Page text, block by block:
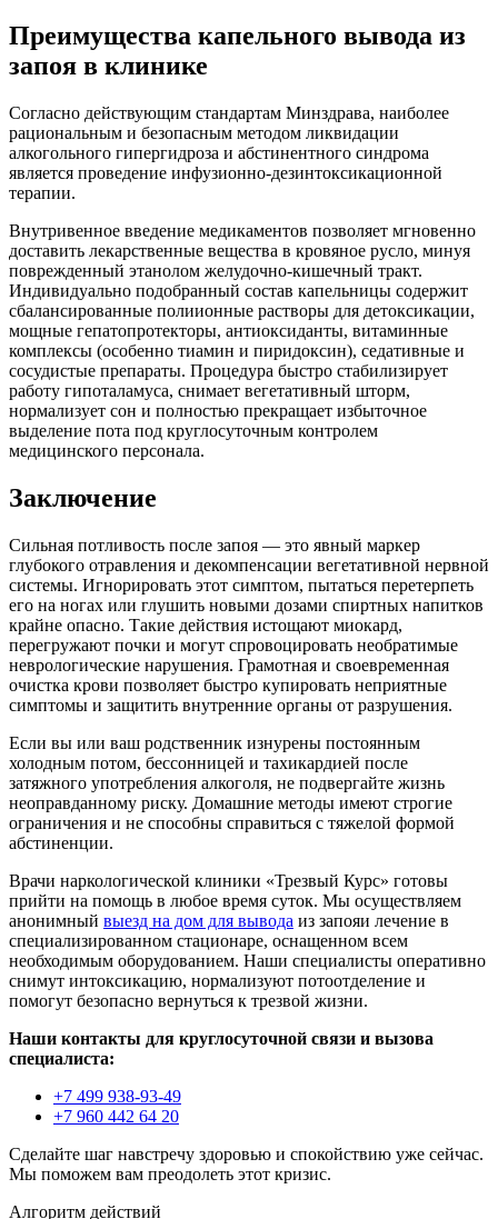
Преимущества капельного вывода из
запоя в клинике
Согласно действующим стандартам Минздрава, наиболее
рациональным и безопасным методом ликвидации
алкогольного гипергидроза и абстинентного синдрома
является проведение инфузионно-дезинтоксикационной
терапии.
Внутривенное введение медикаментов позволяет мгновенно
доставить лекарственные вещества в кровяное русло, минуя
поврежденный этанолом желудочно-кишечный тракт.
Индивидуально подобранный состав капельницы содержит
сбалансированные полиионные растворы для детоксикации,
мощные гепатопротекторы, антиоксиданты, витаминные
комплексы (особенно тиамин и пиридоксин), седативные и
сосудистые препараты. Процедура быстро стабилизирует
работу гипоталамуса, снимает вегетативный шторм,
нормализует сон и полностью прекращает избыточное
выделение пота под круглосуточным контролем
медицинского персонала.
Заключение
Сильная потливость после запоя — это явный маркер
глубокого отравления и декомпенсации вегетативной нервной
системы. Игнорировать этот симптом, пытаться перетерпеть
его на ногах или глушить новыми дозами спиртных напитков
крайне опасно. Такие действия истощают миокард,
перегружают почки и могут спровоцировать необратимые
неврологические нарушения. Грамотная и своевременная
очистка крови позволяет быстро купировать неприятные
симптомы и защитить внутренние органы от разрушения.
Если вы или ваш родственник изнурены постоянным
холодным потом, бессонницей и тахикардией после
затяжного употребления алкоголя, не подвергайте жизнь
неоправданному риску. Домашние методы имеют строгие
ограничения и не способны справиться с тяжелой формой
абстиненции.
Врачи наркологической клиники «Трезвый Курс» готовы
прийти на помощь в любое время суток. Мы осуществляем
анонимный выезд на дом для вывода из запояи лечение в
специализированном стационаре, оснащенном всем
необходимым оборудованием. Наши специалисты оперативно
снимут интоксикацию, нормализуют потоотделение и
помогут безопасно вернуться к трезвой жизни.
Наши контакты для круглосуточной связи и вызова
специалиста:
+7 499 938-93-49
+7 960 442 64 20
Сделайте шаг навстречу здоровью и спокойствию уже сейчас.
Мы поможем вам преодолеть этот кризис.
Алгоритм действий